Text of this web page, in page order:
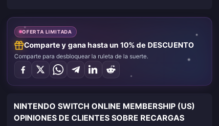
OFERTA LIMITADA
Comparte y gana hasta un 10% de DESCUENTO
Comparte para desbloquear la ruleta de la suerte.
NINTENDO SWITCH ONLINE MEMBERSHIP (US)
OPINIONES DE CLIENTES SOBRE RECARGAS